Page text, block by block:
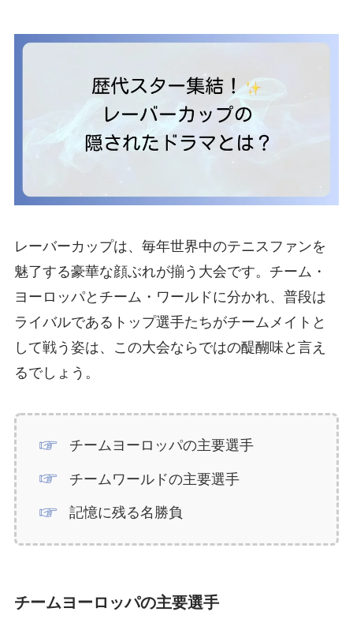
レーバーカップは、毎年世界中のテニスファンを
魅了する豪華な顔ぶれが揃う大会です。チーム・
ヨーロッパとチーム・ワールドに分かれ、普段は
ライバルであるトップ選手たちがチームメイトと
して戦う姿は、この大会ならではの醍醐味と言え
るでしょう。
チームヨーロッパの主要選手
チームワールドの主要選手
記憶に残る名勝負
チームヨーロッパの主要選手